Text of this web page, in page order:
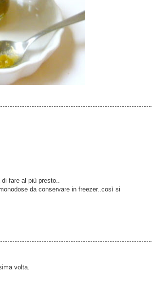
fare al più presto..
da conservare in freezer..così si
volta.